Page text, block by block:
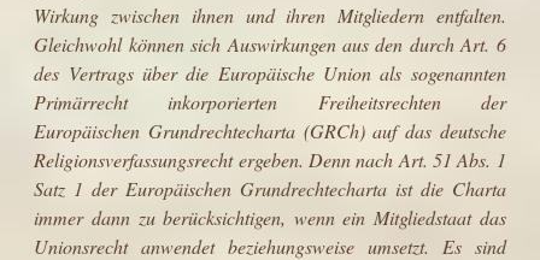
Wirkung zwischen ihnen und ihren Mitgliedern entfalten.
Gleichwohl können sich Auswirkungen aus den durch Art. 6
des Vertrags über die Europäische Union als sogenannten
Primärrecht inkorporierten Freiheitsrechten der
Europäischen Grundrechtecharta (GRCh) auf das deutsche
Religionsverfassungsrecht ergeben. Denn nach Art. 51 Abs. 1
Satz 1 der Europäischen Grundrechtecharta ist die Charta
immer dann zu berücksichtigen, wenn ein Mitgliedstaat das
Unionsrecht anwendet bezie­hungsweise umsetzt. Es sind